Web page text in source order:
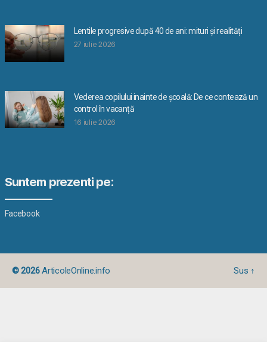
Lentile progresive după 40 de ani: mituri și realități
27 iulie 2026
Vederea copilului inainte de școală: De ce contează un
control în vacanță
16 iulie 2026
Suntem prezenti pe:
Facebook
© 2026ArticoleOnline.info Sus ↑